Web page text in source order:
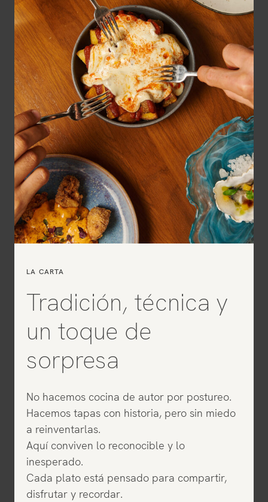
LA CARTA
Tradición, técnica y
un toque de
sorpresa
No hacemos cocina de autor por postureo.
Hacemos tapas con historia, pero sin miedo
a reinventarlas.
Aquí conviven lo reconocible y lo
inesperado.
Cada plato está pensado para compartir,
disfrutar y recordar.